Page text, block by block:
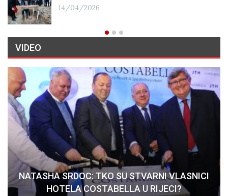
14/04/2026
VIDEO
NATASHA SRDOC: TKO SU STVARNI VLASNICI
HOTELA COSTABELLA U RIJECI?